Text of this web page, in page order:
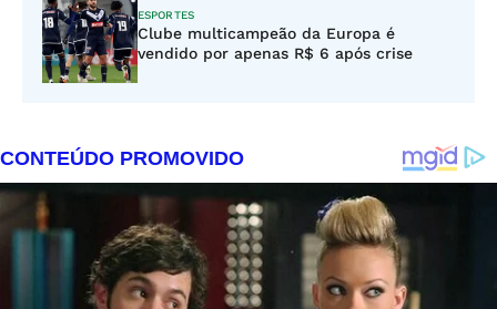
ESPORTES
Clube multicampeão da Europa é
vendido por apenas R$ 6 após crise